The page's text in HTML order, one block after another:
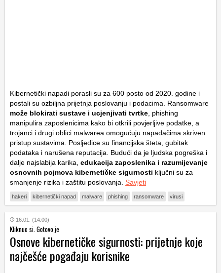
Kibernetički napadi porasli su za 600 posto od 2020. godine i
postali su ozbiljna prijetnja poslovanju i podacima. Ransomware
može blokirati sustave i ucjenjivati tvrtke, phishing
manipulira zaposlenicima kako bi otkrili povjerljive podatke, a
trojanci i drugi oblici malwarea omogućuju napadačima skriven
pristup sustavima. Posljedice su financijska šteta, gubitak
podataka i narušena reputacija. Budući da je ljudska pogreška i
dalje najslabija karika, edukacija zaposlenika i razumijevanje
osnovnih pojmova kibernetičke sigurnosti ključni su za
smanjenje rizika i zaštitu poslovanja. Savjeti
hakeri kibernetički napad malware phishing ransomware virusi
16.01. (14:00)
Kliknuo si. Gotovo je
Osnove kibernetičke sigurnosti: prijetnje koje
najčešće pogađaju korisnike